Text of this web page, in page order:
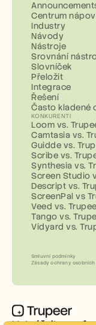
Centrum
Industry
Návody
Nástroje
Srovnání
Slovníček
Přeložit
Integrace
Řešení
Často kladené
KONKURENTI
Loom vs.
Camtasia vs.
Guidde vs.
Scribe vs.
Synthesia vs.
Screen Studio
Descript vs.
ScreenPal vs
Veed vs.
Tango vs.
Vidyard vs.
Smluvní podmínky
Zásady ochrany